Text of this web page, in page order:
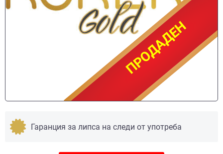
ПРОДАДЕН
ПРОДАДЕН
Гаранция за липса на следи от употреба